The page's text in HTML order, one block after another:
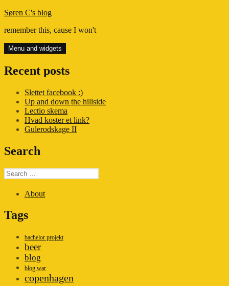
Skip
content
Søren C's blog
remember this, cause I won't
Menu and widgets
Recent posts
Slettet facebook :)
Up and down the hillside
Lectio skema
Hvad koster et link?
Gulerodskage II
Search
Search
for:
About
Tags
bachelor projekt
beer
blog
blog war
copenhagen